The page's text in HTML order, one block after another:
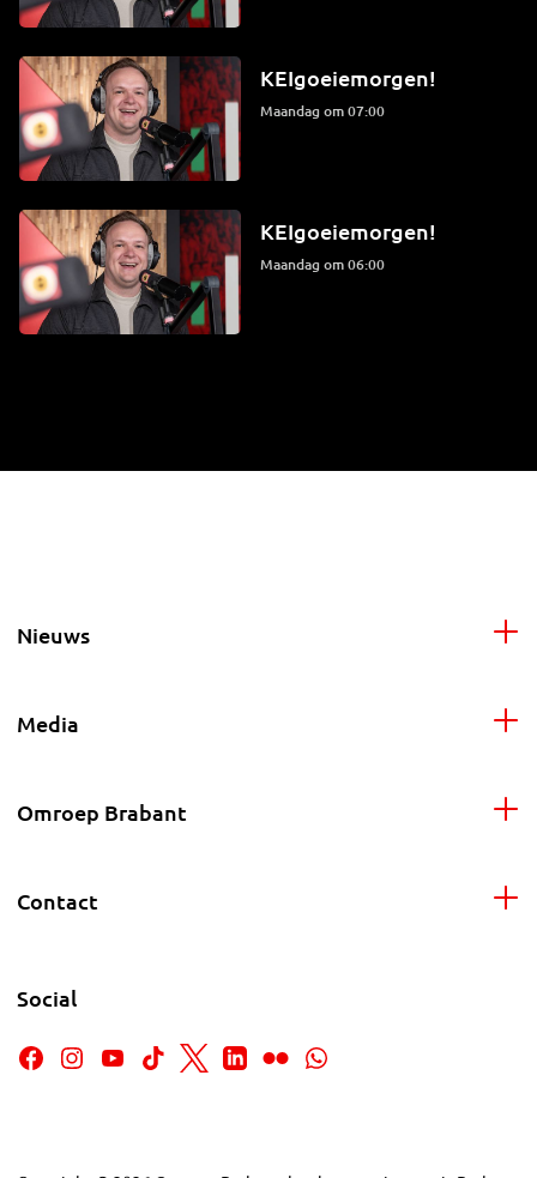
KEIgoeiemorgen!
maandag om 07:00
KEIgoeiemorgen!
maandag om 06:00
Nieuws
Media
Omroep Brabant
Contact
Social